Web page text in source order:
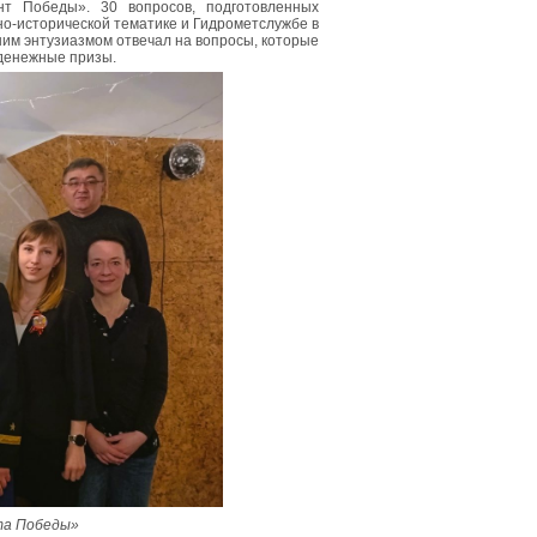
Победы». 30 вопросов, подготовленных
тематике и Гидрометслужбе в
энтузиазмом отвечал на вопросы, которые
призы.
Победы»